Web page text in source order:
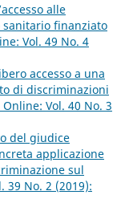
alle
finanziato
Vol. 49 No. 4
accesso a una
di discriminazioni
Online: Vol. 40 No. 3
del giudice
applicazione
sul
39 No. 2 (2019):